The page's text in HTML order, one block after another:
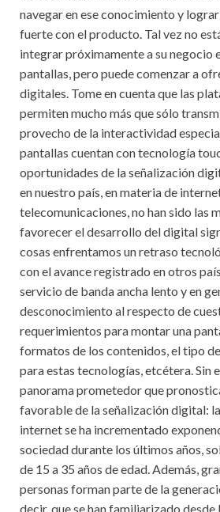
navegar en ese conocimiento y
fuerte con el producto. Tal vez no
integrar próximamente a su negocio
pantallas, pero puede comenzar a
digitales. Tome en cuenta que las
permiten mucho más que sólo
provecho de la interactividad
pantallas cuentan con tecnología
oportunidades de la señalización
en nuestro país, en materia de
telecomunicaciones, no han sido las
favorecer el desarrollo del digital
cosas enfrentamos un retraso
con el avance registrado en otros
servicio de banda ancha lento y en
desconocimiento al respecto de
requerimientos para montar una
formatos de los contenidos, el tipo
para estas tecnologías, etcétera. Sin
panorama prometedor que
favorable de la señalización digital:
internet se ha incrementado
sociedad durante los últimos años,
de 15 a 35 años de edad. Además,
personas forman parte de la
decir, que se han familiarizado desde